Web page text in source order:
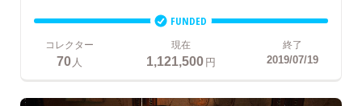
FUNDED
コレクター
70人
現在
1,121,500円
終了
2019/07/19